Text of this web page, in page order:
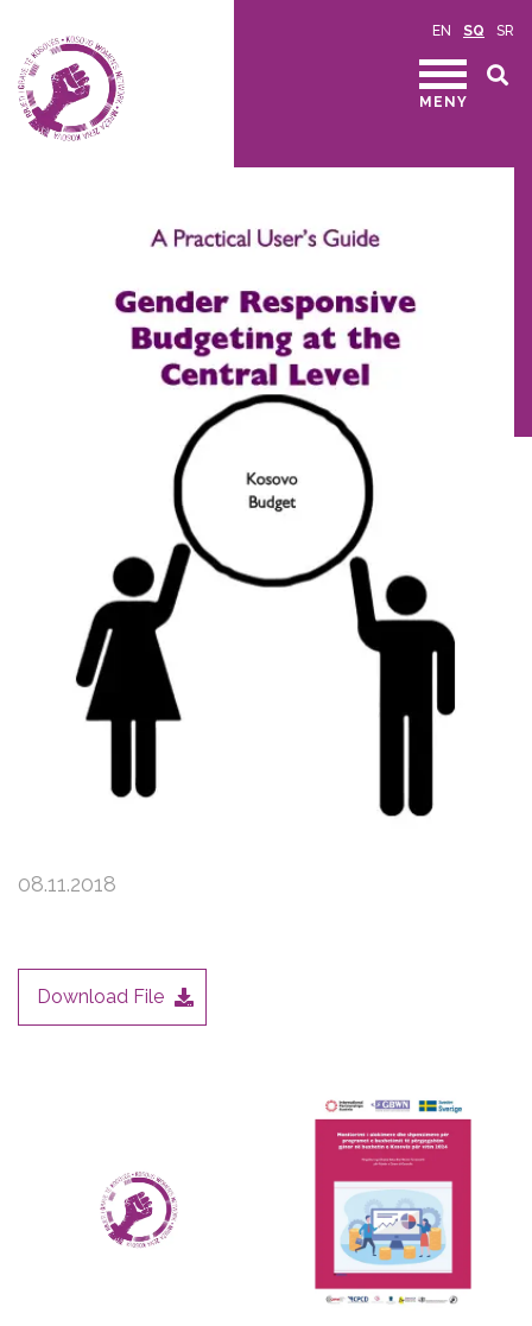
EN SQ SR
MENY
Udhërrëfyes Praktik: Buxhetimi i
Përgjegjshëm Gjinor në Nivel Qendror
08.11.2018
Download File